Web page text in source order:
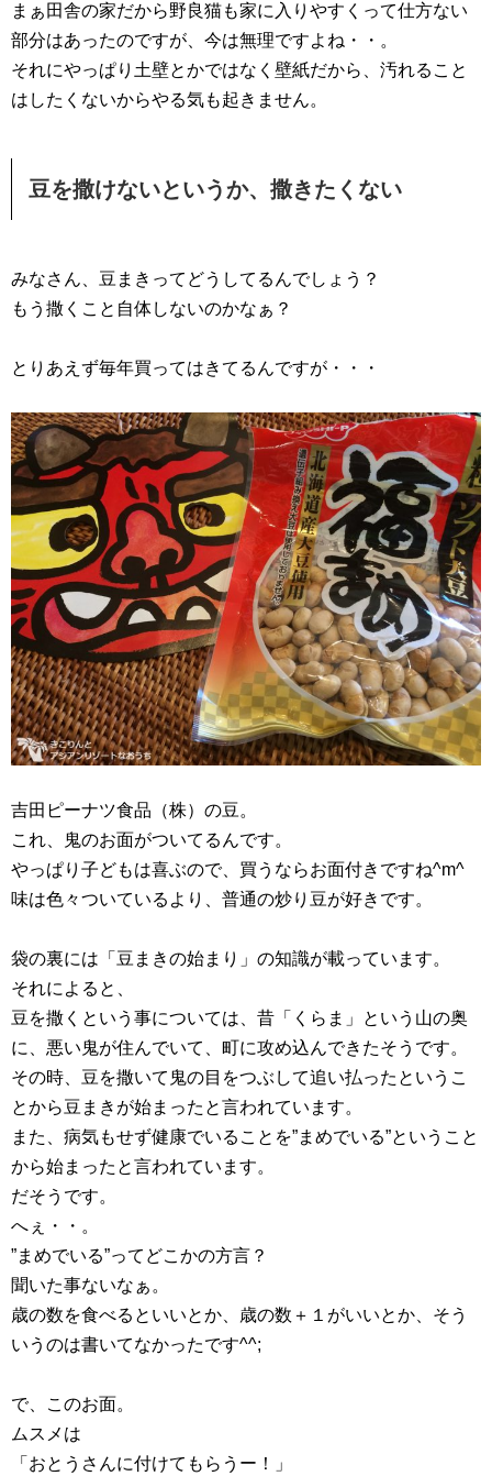
まぁ田舎の家だから野良猫も家に入りやすくって仕方ない
部分はあったのですが、今は無理ですよね・・。
それにやっぱり土壁とかではなく壁紙だから、汚れること
はしたくないからやる気も起きません。
豆を撒けないというか、撒きたくない
みなさん、豆まきってどうしてるんでしょう？
もう撒くこと自体しないのかなぁ？
とりあえず毎年買ってはきてるんですが・・・
吉田ピーナツ食品（株）の豆。
これ、鬼のお面がついてるんです。
やっぱり子どもは喜ぶので、買うならお面付きですね^m^
味は色々ついているより、普通の炒り豆が好きです。
袋の裏には「豆まきの始まり」の知識が載っています。
それによると、
豆を撒くという事については、昔「くらま」という山の奥
に、悪い鬼が住んでいて、町に攻め込んできたそうです。
その時、豆を撒いて鬼の目をつぶして追い払ったというこ
とから豆まきが始まったと言われています。
また、病気もせず健康でいることを”まめでいる”ということ
から始まったと言われています。
だそうです。
へぇ・・。
”まめでいる”ってどこかの方言？
聞いた事ないなぁ。
歳の数を食べるといいとか、歳の数＋１がいいとか、そう
いうのは書いてなかったです^^;
で、このお面。
ムスメは
「おとうさんに付けてもらうー！」